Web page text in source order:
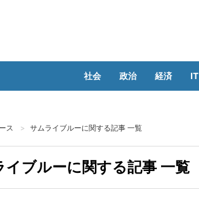
社会 政治 経済 IT
ス サムライブルーに関する記事 一覧
イブルーに関する記事 一覧